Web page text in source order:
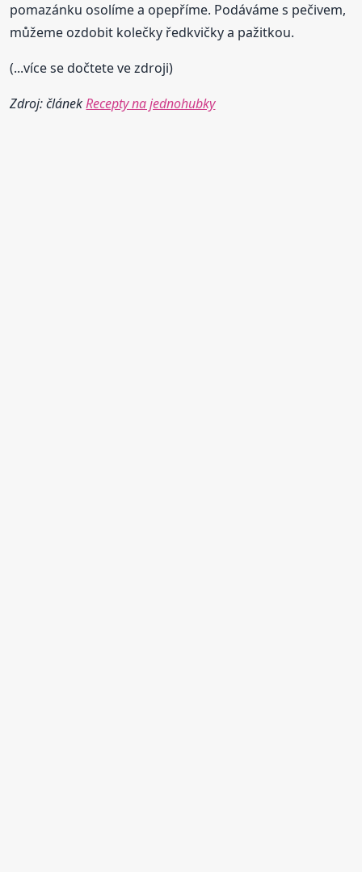
pomazánku osolíme a opepříme. Podáváme s pečivem,
můžeme ozdobit kolečky ředkvičky a pažitkou.
(...více se dočtete ve zdroji)
Zdroj: článekRecepty na jednohubky